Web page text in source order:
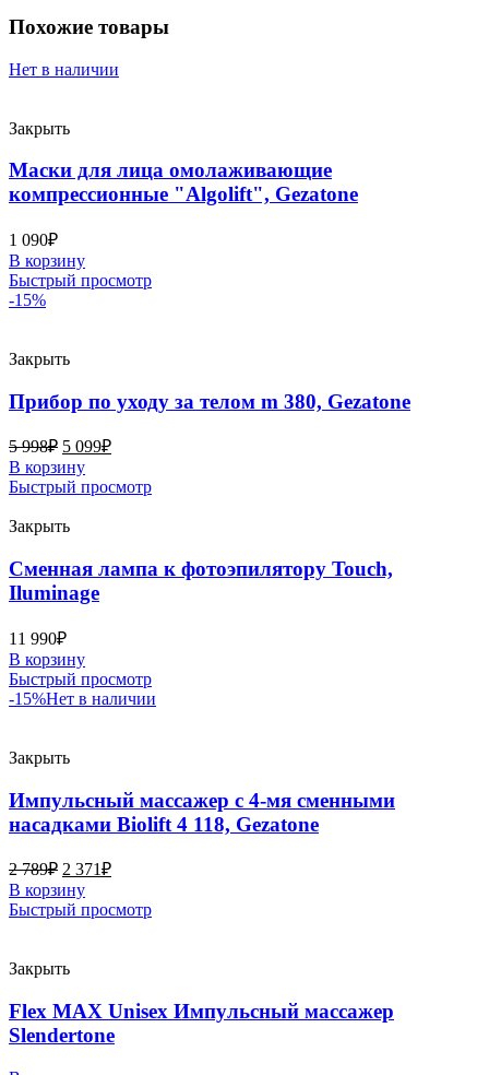
Похожие товары
Нет в наличии
Закрыть
Маски для лица омолаживающие
компрессионные "Algolift", Gezatone
1 090₽
В корзину
Быстрый просмотр
-15%
Закрыть
Прибор по уходу за телом m 380, Gezatone
5 998₽ 5 099₽
В корзину
Быстрый просмотр
Закрыть
Сменная лампа к фотоэпилятору Touch,
Iluminage
11 990₽
В корзину
Быстрый просмотр
-15%Нет в наличии
Закрыть
Импульсный массажер с 4-мя сменными
насадками Biolift 4 118, Gezatone
2 789₽ 2 371₽
В корзину
Быстрый просмотр
Закрыть
Flex MAX Unisex Импульсный массажер
Slendertone